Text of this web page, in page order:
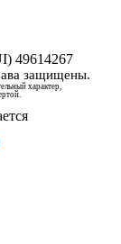
49614267
защищены.
характер,